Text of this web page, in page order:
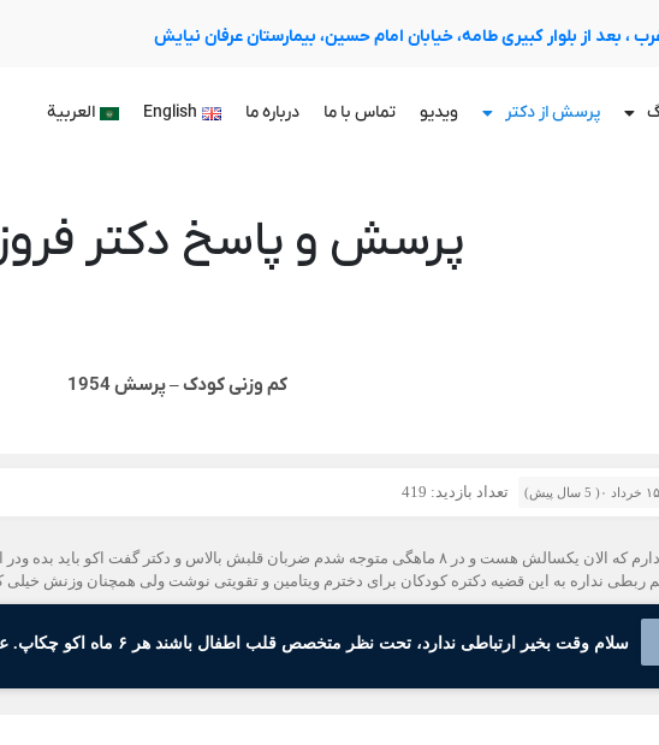
، بعد از بلوار کبیری طامه، خیابان امام حسین، بیمارستان عرفان نیایش
پرسش از دکتر ویدیو تماس با ما درباره ما English العربية
پرسش و پاسخ دکتر
کم وزنی کودک – پرسش 1954
تعداد بازدید: 419
سلام عرض میکنم.دختری دارم که الان یکسالش هست و در ۸ ماهگی متوجه شدم ضربان قلبش
نداره به این قضیه دکتره کودکان برای دخترم ویتامین و تقویتی نوشت ولی همچنان وزنش
سلام وقت بخیر ارتباطی ندارد، تحت نظر متخصص قلب اطفال باشند هر ۶ ماه اکو چکاپ. علل دیگر عدم وزن گیری بررسی شود.